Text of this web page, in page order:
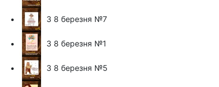
З 8 березня №7
З 8 березня №1
З 8 березня №5